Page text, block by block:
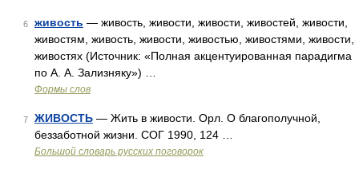
6 живость — живость, живости, живости, живостей, живости,
живостям, живость, живости, живостью, живостями, живости,
живостях (Источник: «Полная акцентуированная парадигма
по А. А. Зализняку») …
Формы слов
7 ЖИВОСТЬ — Жить в живости. Орл. О благополучной,
беззаботной жизни. СОГ 1990, 124 …
Большой словарь русских поговорок